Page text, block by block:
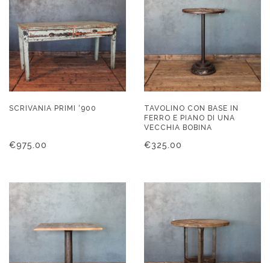
SCRIVANIA PRIMI ‘900
€975.00
TAVOLINO CON BASE IN
FERRO E PIANO DI UNA
VECCHIA BOBINA
€325.00